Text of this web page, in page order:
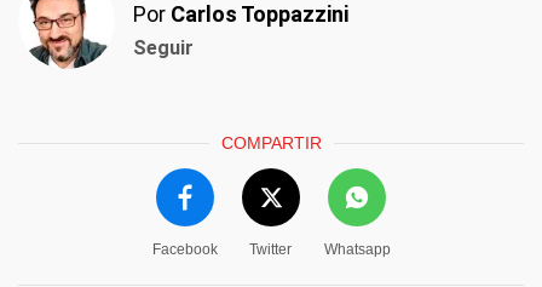
Por Carlos Toppazzini
Seguir
COMPARTIR
Facebook Twitter Whatsapp